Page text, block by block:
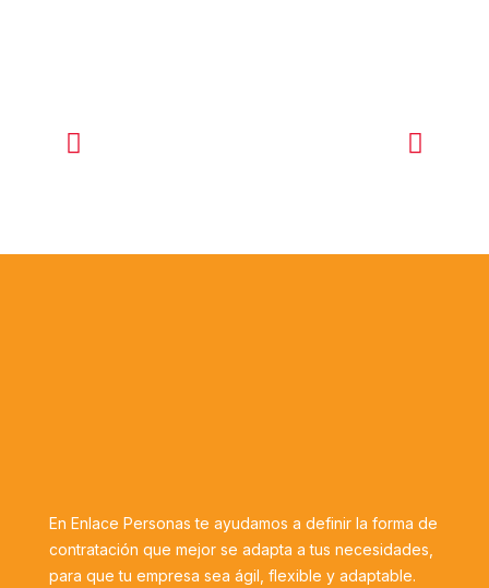
En Enlace Personas te ayudamos a definir la forma de
contratación que mejor se adapta a tus necesidades,
para que tu empresa sea ágil, flexible y adaptable.